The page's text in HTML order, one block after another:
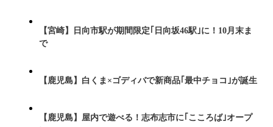
【宮崎】日向市駅が期間限定｢日向坂46駅｣に！10月末ま
で
【鹿児島】白くま×ゴディバで新商品｢最中チョコ｣が誕生
【鹿児島】屋内で遊べる！志布志市に｢こころば｣オープ